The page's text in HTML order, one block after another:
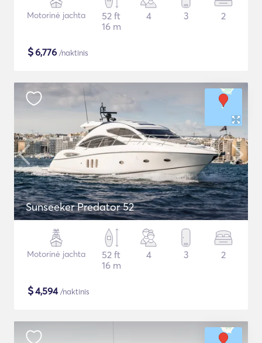
Motorinė jachta
52 ft
16 m
4 3 2
$6,776 /naktinis
Sunseeker Predator 52
Motorinė jachta
52 ft
16 m
4 3 2
$4,594/naktinis